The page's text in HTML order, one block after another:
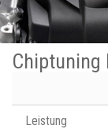
Chiptuning
Leistung